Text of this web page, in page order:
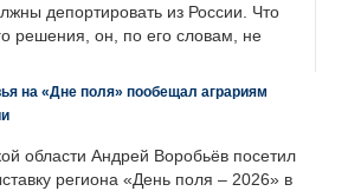
депортировать из России. Что
решения, он, по его словам, не
на «Дне поля» пообещал аграриям
области Андрей Воробьёв посетил
региона «День поля – 2026» в